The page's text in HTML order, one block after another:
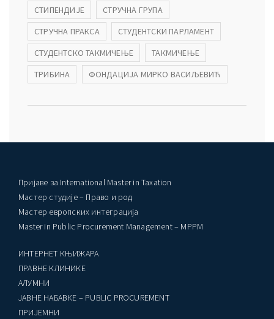
СТИПЕНДИЈЕ
СТРУЧНА ГРУПА
СТРУЧНА ПРАКСА
СТУДЕНТСКИ ПАРЛАМЕНТ
СТУДЕНТСКО ТАКМИЧЕЊЕ
ТАКМИЧЕЊЕ
ТРИБИНА
ФОНДАЦИЈА МИРКО ВАСИЉЕВИЋ
Пријаве за International Master in Taxation
Мастер студије – Право и род
Мастер европских интеграција
Master in Public Procurement Management – MPPM
ИНТЕРНЕТ КЊИЖАРА
ПРАВНЕ КЛИНИКЕ
AЛУМНИ
ЈАВНЕ НАБАВКЕ – PUBLIC PROCUREMENT
ПРИЈЕМНИ